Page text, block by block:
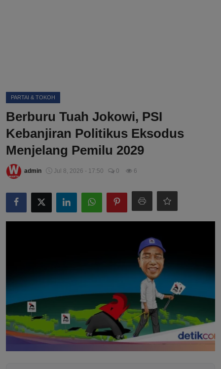
PARTAI & TOKOH
Berburu Tuah Jokowi, PSI
Kebanjiran Politikus Eksodus
Menjelang Pemilu 2029
admin Jul 8, 2026 - 17:50 0 6